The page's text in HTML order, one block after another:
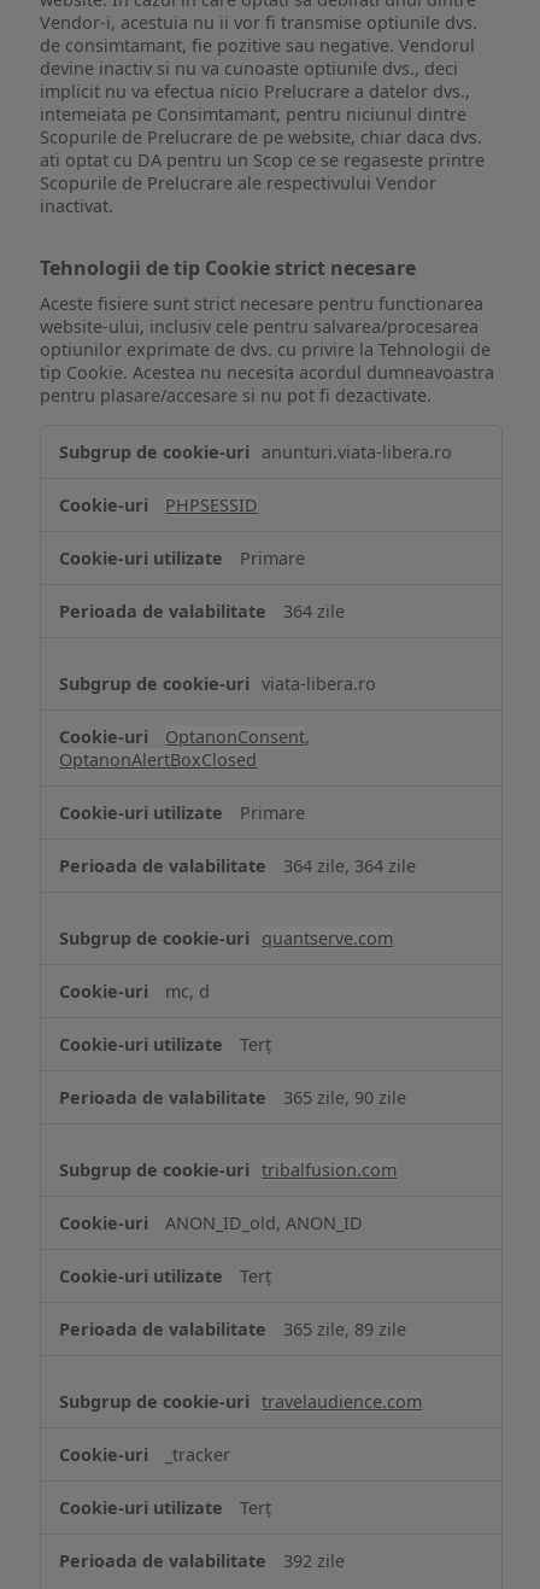
Vendor-i, acestuia nu ii vor fi transmise optiunile dvs.
de consimtamant, fie pozitive sau negative. Vendorul
devine inactiv si nu va cunoaste optiunile dvs., deci
implicit nu va efectua nicio Prelucrare a datelor dvs.,
intemeiata pe Consimtamant, pentru niciunul dintre
Scopurile de Prelucrare de pe website, chiar daca dvs.
ati optat cu DA pentru un Scop ce se regaseste printre
Scopurile de Prelucrare ale respectivului Vendor
inactivat.
Tehnologii de tip Cookie strict necesare
Aceste fisiere sunt strict necesare pentru functionarea
website-ului, inclusiv cele pentru salvarea/procesarea
optiunilor exprimate de dvs. cu privire la Tehnologii de
tip Cookie. Acestea nu necesita acordul dumneavoastra
pentru plasare/accesare si nu pot fi dezactivate.
de
Cookie
necesare
anunturi.viata-libera.ro
PHPSESSID
Primare
364 zile
viata-libera.ro
OptanonConsent,
OptanonAlertBoxClosed
Primare
364 zile, 364 zile
quantserve.com
mc, d
Terț
365 zile, 90 zile
tribalfusion.com
ANON_ID_old, ANON_ID
Terț
365 zile, 89 zile
travelaudience.com
_tracker
Terț
392 zile